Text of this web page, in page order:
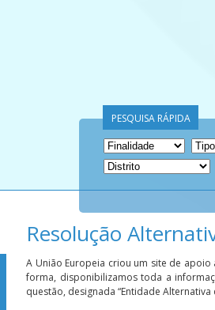
PESQUISA RÁPIDA
Resolução
A União Europeia criou um site de
forma, disponibilizamos toda a
questão, designada “Entidade